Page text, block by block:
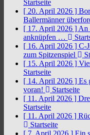
Startseite
[ 20. April 2026 ]
Ballermänner
[ 17. April 2026 ] An
anknüpfen …
[ 16. April 2026 ] C-
zum Spitzenspiel
[ 15. April 2026 ]
Startseite
[ 14. April 2026 ] Es
voran!
Startseite
[ 11. April 2026 ]
Startseite
[ 11. April 2026 ]
Startseite
[ 7. April 2026 ] Ein